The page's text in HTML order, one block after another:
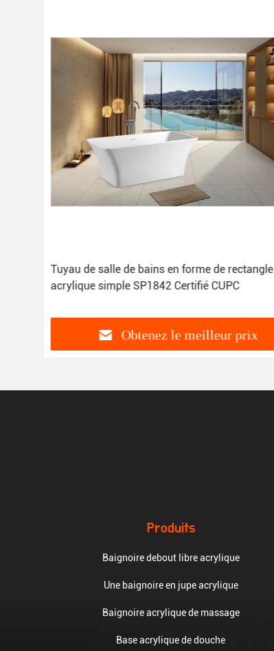
Tuyau de salle de bains en forme de rectangle
acrylique simple SP1842 Certifié CUPC
Obtenez le meilleur prix
Produits
Baignoire debout libre acrylique
Une baignoire en jupe acrylique
Baignoire acrylique de massage
Base acrylique de douche